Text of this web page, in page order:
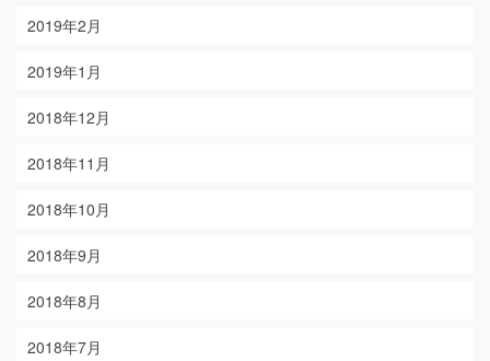
2019年2月
2019年1月
2018年12月
2018年11月
2018年10月
2018年9月
2018年8月
2018年7月